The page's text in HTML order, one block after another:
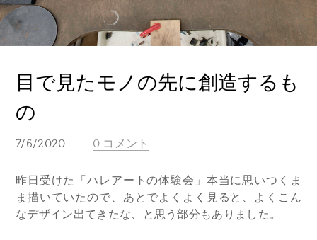
目で見たモノの先に創造するも
の
7/6/2020 0 コメント
昨日受けた「ハレアートの体験会」本当に思いつくま
ま描いていたので、あとでよくよく見ると、よくこん
なデザイン出てきたな、と思う部分もありました。